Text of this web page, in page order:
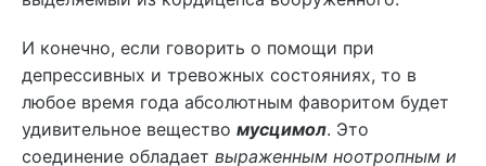
И конечно, если говорить о помощи при
депрессивных и тревожных состояниях, то в
любое время года абсолютным фаворитом будет
удивительное вещество мусцимол. Это
соединение обладает выраженным ноотропным и